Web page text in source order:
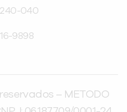
040
9898
– METODO